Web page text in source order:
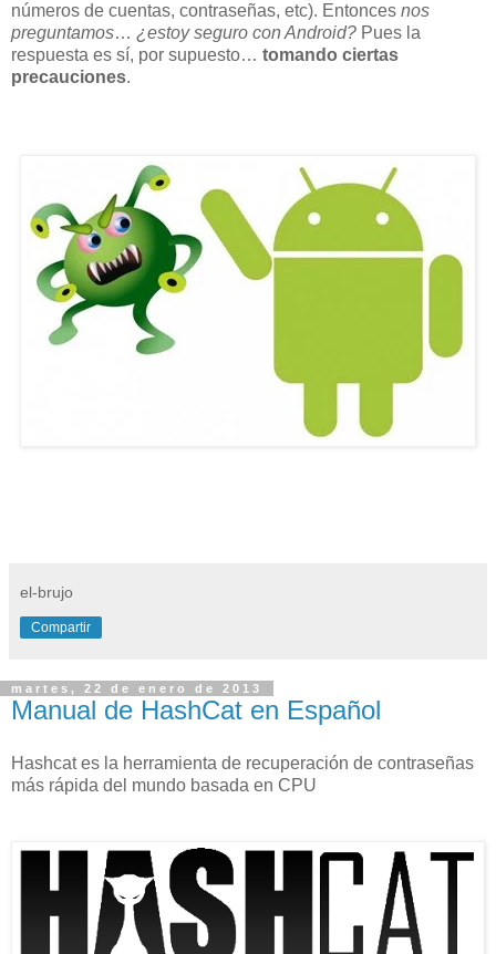
números de cuentas, contraseñas, etc). Entonces nos
preguntamos… ¿estoy seguro con Android? Pues la
respuesta es sí, por supuesto… tomando ciertas
precauciones.
el-brujo
Compartir
martes, 22 de enero de 2013
Manual de HashCat en Español
Hashcat es la herramienta de recuperación de contraseñas
más rápida del mundo basada en CPU